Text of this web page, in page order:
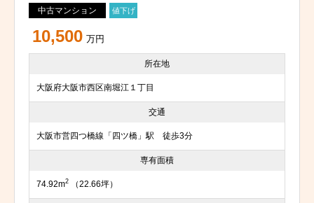
中古マンション 値下げ
10,500 万円
所在地
大阪府大阪市西区南堀江１丁目
交通
大阪市営四つ橋線「四ツ橋」駅 徒歩3分
専有面積
74.92m2 （22.66坪）